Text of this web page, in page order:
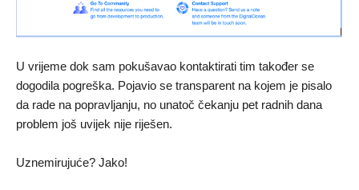
U vrijeme dok sam pokušavao kontaktirati tim također se
dogodila pogreška. Pojavio se transparent na kojem je pisalo
da rade na popravljanju, no unatoč čekanju pet radnih dana
problem još uvijek nije riješen.
Uznemirujuće? Jako!